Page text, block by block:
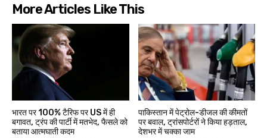
More Articles Like This
भारत पर 100% टैरिफ पर US में ही
बगावत, ट्रंप की पार्टी में मतभेद, फैसले को
बताया आत्मघाती कदम
पाकिस्तान में पेट्रोल-डीजल की कीमतों
पर बवाल, ट्रांसपोर्टरों ने किया हड़ताल,
देशभर में चक्का जाम